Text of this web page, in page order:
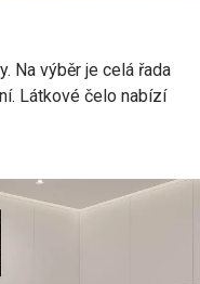
Na výběr je celá řada
Látkové čelo nabízí